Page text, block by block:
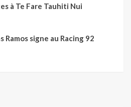
à Te Fare Tauhiti Nui
Ramos signe au Racing 92